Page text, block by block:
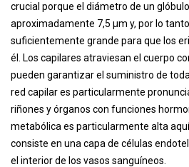
crucial porque el diámetro de un
aproximadamente 7,5 µm y, por lo
suficientemente grande para que los
él. Los capilares atraviesan el cuerpo
pueden garantizar el suministro de
red capilar es particularmente
riñones y órganos con funciones
metabólica es particularmente alta
consiste en una capa de células
el interior de los vasos sanguíneos.